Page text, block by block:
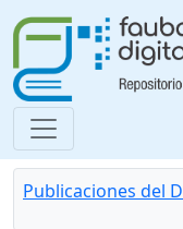
Publicaciones del